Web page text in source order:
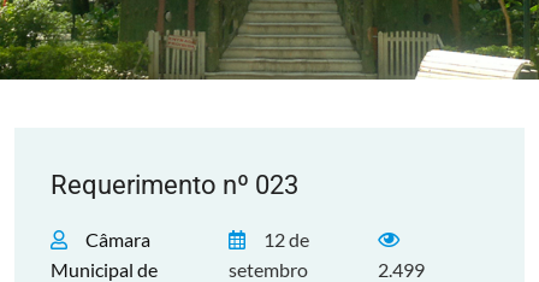
Requerimento nº 023
Câmara
Municipal de
12 de
setembro
2.499